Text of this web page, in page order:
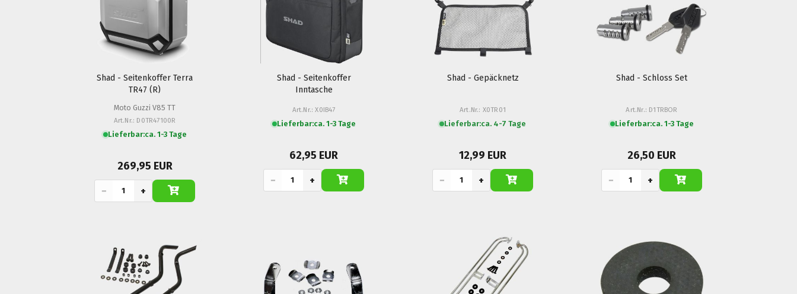
Shad - Seitenkoffer Terra
TR47 (R)
Moto Guzzi V85 TT
Art.Nr.: D0TR47100R
Lieferbar:ca. 1-3 Tage
269,95 EUR
− +
Shad - Seitenkoffer
Inntasche
Art.Nr.: X0IB47
Lieferbar:ca. 1-3 Tage
62,95 EUR
− +
Shad - Gepäcknetz
Art.Nr.: X0TR01
Lieferbar:ca. 4-7 Tage
12,99 EUR
− +
Shad - Schloss Set
Art.Nr.: D1TRBOR
Lieferbar:ca. 1-3 Tage
26,50 EUR
− +